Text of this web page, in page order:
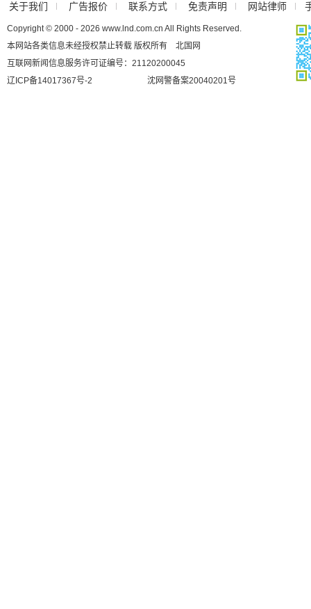
关于我们 广告报价 联系方式 免责声明 网站律师
Copyright © 2000 - 2026 www.lnd.com.cn All Rights Reserved.
本网站各类信息未经授权禁止转载 版权所有 北国网
互联网新闻信息服务许可证编号：21120200045
辽ICP备14017367号-2
沈网警备案20040201号